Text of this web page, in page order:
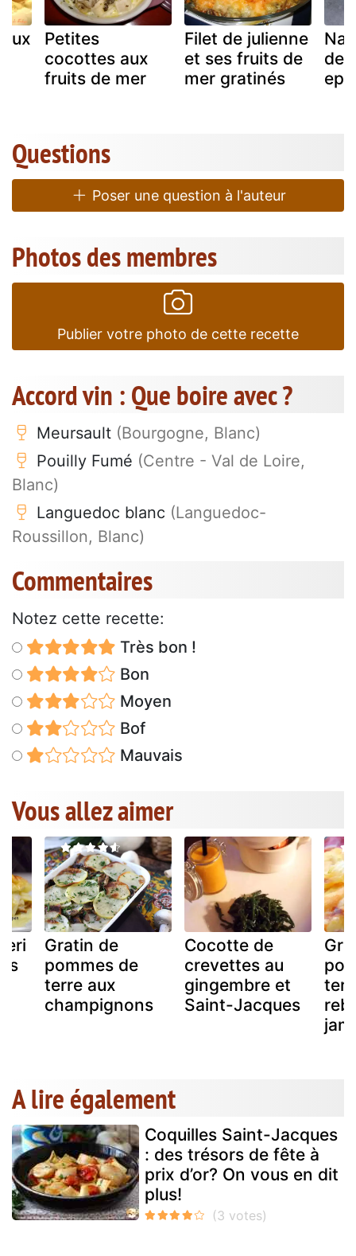
Petites
cocottes aux
fruits de mer
Filet de julienne
et ses fruits de
mer gratinés
de
Questions
Poser une question à l'auteur
Photos des membres
Publier votre photo de cette recette
Accord vin : Que boire avec ?
Meursault (Bourgogne, Blanc)
Pouilly Fumé (Centre - Val de Loire,
Blanc)
Languedoc blanc (Languedoc-
Roussillon, Blanc)
Commentaires
Notez cette recette:
Très bon !
Bon
Moyen
Bof
Mauvais
Vous allez aimer
Gratin de
pommes de
terre aux
champignons
Cocotte de
crevettes au
gingembre et
Saint-Jacques
A lire également
Coquilles Saint-Jacques
: des trésors de fête à
prix d’or? On vous en dit
plus!